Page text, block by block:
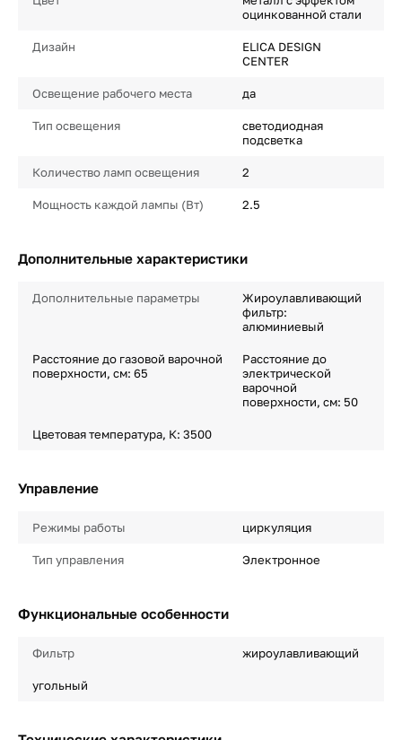
оцинкованной стали
Дизайн
ELICA DESIGN
CENTER
Освещение рабочего места да
Тип освещения
светодиодная
подсветка
Количество ламп освещения 2
Мощность каждой лампы (Вт) 2.5
Дополнительные характеристики
Дополнительные параметры
Жироулавливающий
фильтр:
алюминиевый
Расстояние до газовой варочной
поверхности, см: 65
Расстояние до
электрической
варочной
поверхности, см: 50
Цветовая температура, К: 3500
Управление
Режимы работы циркуляция
Тип управления Электронное
Функциональные особенности
Фильтр жироулавливающий
угольный